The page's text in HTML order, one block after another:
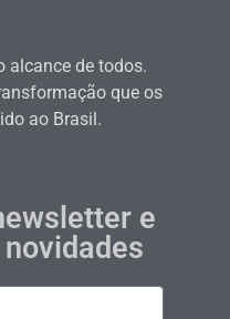
alcance de todos.
que os
ao Brasil.
e